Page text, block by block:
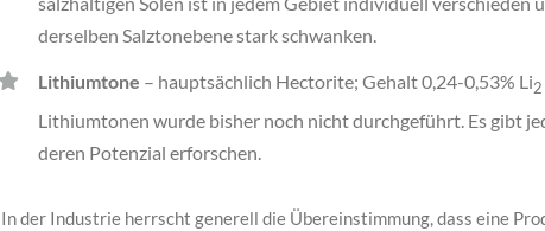
derselben Salztonebene stark schwanken.
Lithiumtone – hauptsächlich Hectorite; Gehalt 0,24-0,53% Li2
Lithiumtonen wurde bisher noch nicht durchgeführt. Es gibt
deren Potenzial erforschen.
In der Industrie herrscht generell die Übereinstimmung, dass eine